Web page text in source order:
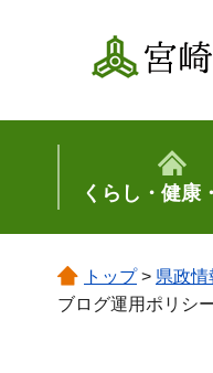
宮崎県
くらし・健康
トップ> 県政情
ブログ運用ポリシ